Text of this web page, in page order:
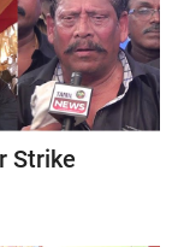
Strike